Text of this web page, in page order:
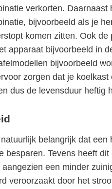
verkorten.
bijvoorbeeld als je
komen zitten. Ook
apparaat bijvoorbeeld in
bijvoorbeeld
zorgen dat je
dus de levensduur heftig
belangrijk dat
besparen. Tevens heeft
een minder
veroorzaakt door het